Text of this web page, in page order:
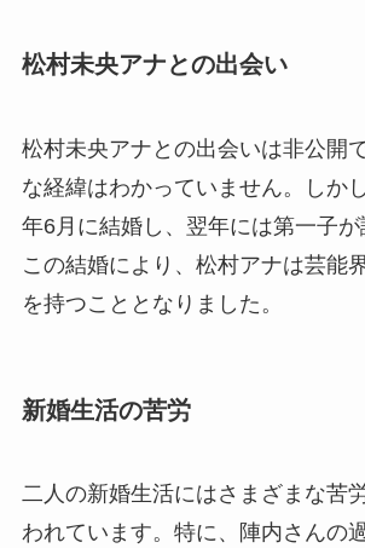
松村未央アナとの出会い
松村未央アナとの出会いは非公開
な経緯はわかっていません。しか
年6月に結婚し、翌年には第一子が
この結婚により、松村アナは芸能
を持つこととなりました。
新婚生活の苦労
二人の新婚生活にはさまざまな苦
われています。特に、陣内さんの